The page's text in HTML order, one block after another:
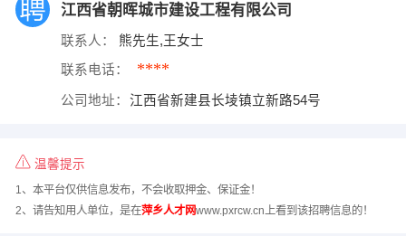
江西省朝晖城市建设工程有限公司
联系人： 熊先生,王女士
联系电话： ****
公司地址： 江西省新建县长堎镇立新路54号
温馨提示
1、本平台仅供信息发布，不会收取押金、保证金！
2、请告知用人单位，是在萍乡人才网www.pxrcw.cn上看到该招聘信息的！